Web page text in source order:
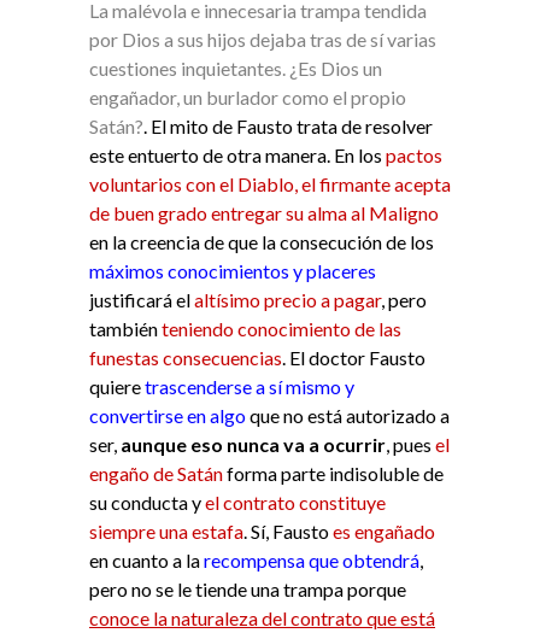
La malévola e innecesaria trampa tendida
por Dios a sus hijos dejaba tras de sí varias
cuestiones inquietantes. ¿Es Dios un
engañador, un burlador como el propio
Satán? . El mito de Fausto trata de resolver
este entuerto de otra manera. En los pactos
voluntarios con el Diablo, el firmante acepta
de buen grado entregar su alma al Maligno
en la creencia de que la consecución de los
máximos conocimientos y placeres
justificará elaltísimo precio a pagar, pero
tambiénteniendo conocimiento de las
funestas consecuencias . El doctor Fausto
quieretrascenderse a sí mismo y
convertirse en algoque no está autorizado a
ser, aunque eso nunca va a ocurrir , pues el
engaño de Satánforma parte indisoluble de
su conducta yel contrato constituye
siempre una estafa . Sí, Faustoes engañado
en cuanto a larecompensa que obtendrá
pero no se le tiende una trampa porque
conoce la naturaleza del contrato que está